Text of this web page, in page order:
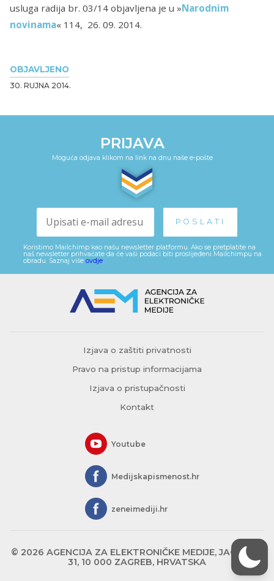
OBJAVLJENO
30. RUJNA 2014.
usluga radija br. 03/14 objavljena je u »Narodnim
novinama« 114, 26. 09. 2014.
PRIJAVA
Moguća odjava klikom na link na dnu naše e-pošte
Koristimo Mailchimp kao našu newsletter platformu. Ako se pretplatite na
naš newsletter prihvaćate da će vaši podaci biti proslijeđeni Mailchimpu na
obradu. Saznaj više ovdje
Izjava o zaštiti privatnosti
Pravo na pristup informacijama
Izjava o pristupačnosti
Kontakt
Youtube
Medijskapismenost.hr
zeneimediji.hr
© 2026 AGENCIJA ZA ELEKTRONIČKE MEDIJE, JAGIĆEVA
31, 10 000 ZAGREB, HRVATSKA